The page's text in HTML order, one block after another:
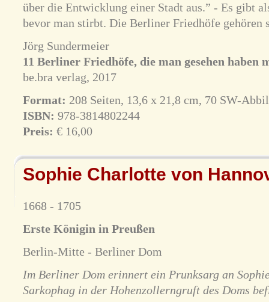
über die Entwicklung einer Stadt aus.” - Es gibt
bevor man stirbt. Die Berliner Friedhöfe gehören
Jörg Sundermeier
11 Berliner Friedhöfe, die man gesehen haben
be.bra verlag, 2017
Format: 208 Seiten, 13,6 x 21,8 cm, 70 SW-
ISBN: 978-3814802244
Preis: € 16,00
Sophie Charlotte von
1668 - 1705
Erste Königin in Preußen
Berlin-Mitte - Berliner Dom
Im Berliner Dom erinnert ein Prunksarg an
Sarkophag in der Hohenzollerngruft des Doms